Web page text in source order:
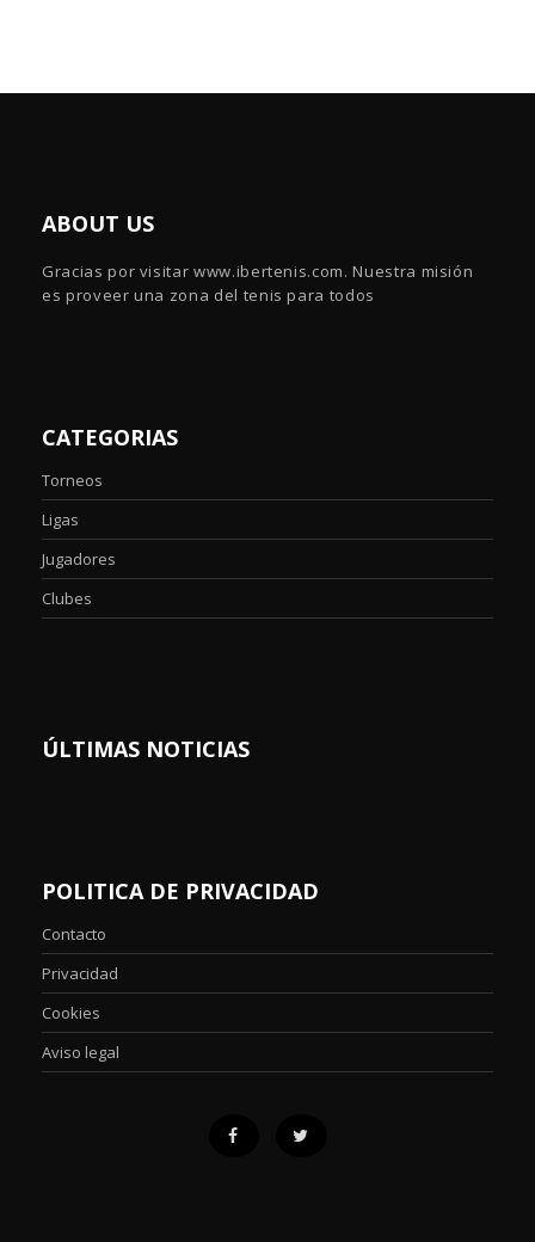
ABOUT US
Gracias por visitar www.ibertenis.com. Nuestra misión
es proveer una zona del tenis para todos
CATEGORIAS
Torneos
Ligas
Jugadores
Clubes
ÚLTIMAS NOTICIAS
POLITICA DE PRIVACIDAD
Contacto
Privacidad
Cookies
Aviso legal